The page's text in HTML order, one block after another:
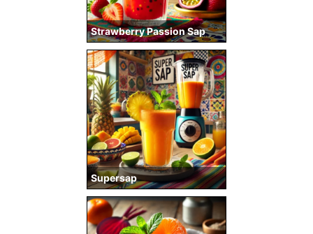
Strawberry Passion Sap
Supersap